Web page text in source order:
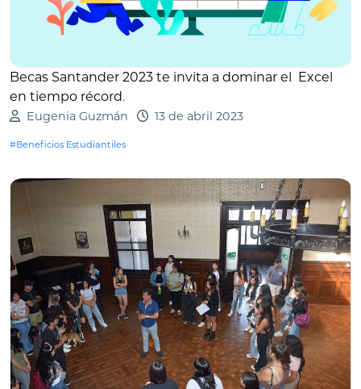
Becas Santander 2023 te invita a dominar el Excel
en tiempo récord.
Eugenia Guzmán 13 de abril 2023
#Beneficios Estudiantiles